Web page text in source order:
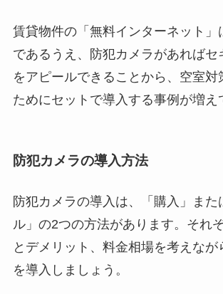
賃貸物件の「無料インターネット」
であるうえ、防犯カメラがあればセ
をアピールできることから、空室対
ためにセットで導入する事例が増え
防犯カメラの導入方法
防犯カメラの導入は、「購入」また
ル」の2つの方法があります。それ
とデメリット、料金相場を考えなが
を導入しましょう。